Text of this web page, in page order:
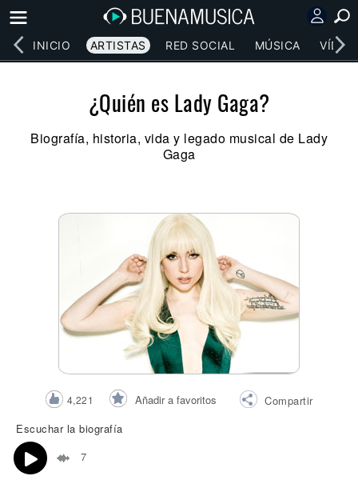
INICIO ARTISTAS RED SOCIAL MÚSICA
¿Quién es Lady Gaga?
Biografía, historia, vida y legado musical de Lady
Gaga
4,221 Añadir a favoritos
Compartir
Escuchar la biografía
7